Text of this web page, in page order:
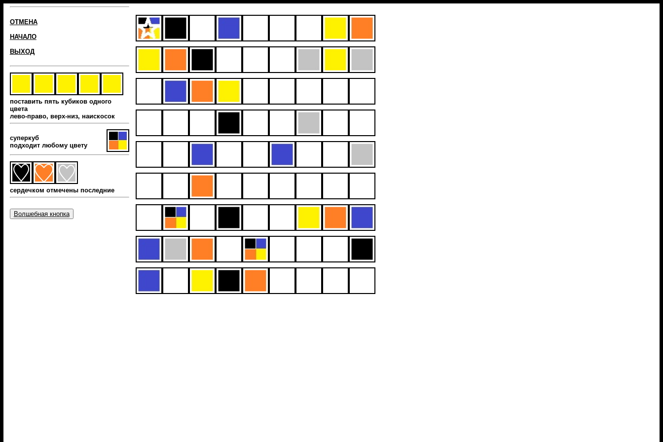
ОТМЕНА
НАЧАЛО
ВЫХОД
поставить пять кубиков одного
цвета
лево-право, верх-низ, наиcкосок
суперкуб
подходит любому цвету
сердечком отмечены последние
Волшебная кнопка